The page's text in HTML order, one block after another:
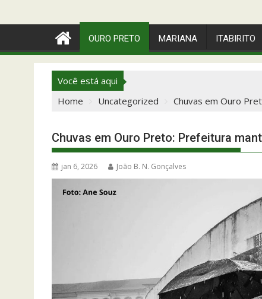
OURO PRETO MARIANA ITABIRITO
Você está aqui
Home
Uncategorized Chuvas em Ouro
Chuvas em Ouro Preto: Prefeitura
jan 6, 2026 João B. N. Gonçalves